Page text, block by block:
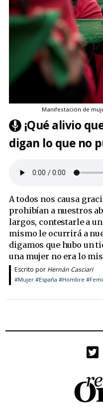
Manifestación de
¡Qué alivio
digan lo que no
A todos nos causa
prohibían a nuestros
largos, contestarle a
mismo le ocurrirá a
digamos que hubo un
una mujer no era lo
Escrito por Hernán Casciari
#Mujer #España #Hombre